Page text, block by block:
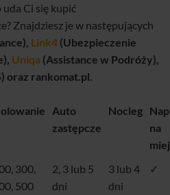
uda Ci się kupić
Znajdziesz je w następujących
Link4 (Ubezpieczenie
Uniqa (Assistance w Podróży),
oraz rankomat.pl.
Auto
zastępcze
Nocleg
na
300,
500
2, 3 lub 5
dni
3 lub 4
dni
✓